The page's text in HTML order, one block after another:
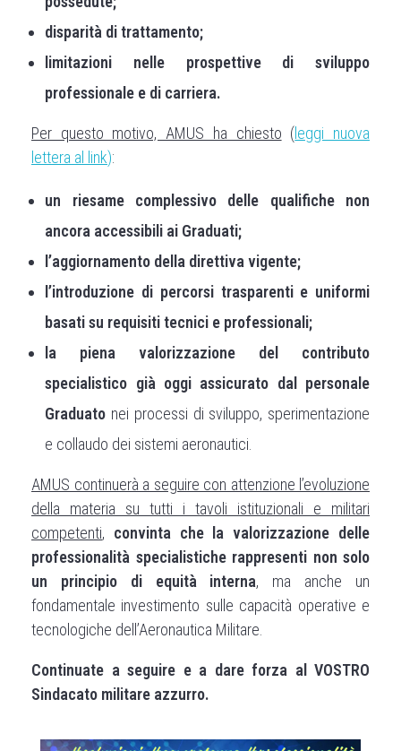
disparità di trattamento;
limitazioni nelle prospettive di sviluppo
professionale e di carriera.
Per questo motivo, AMUS ha chiesto (leggi nuova
lettera al link):
un riesame complessivo delle qualifiche non
ancora accessibili ai Graduati;
l’aggiornamento della direttiva vigente;
l’introduzione di percorsi trasparenti e uniformi
basati su requisiti tecnici e professionali;
la piena valorizzazione del contributo
specialistico già oggi assicurato dal personale
Graduato nei processi di sviluppo, sperimentazione
e collaudo dei sistemi aeronautici.
AMUS continuerà a seguire con attenzione l’evoluzione
della materia su tutti i tavoli istituzionali e militari
competenti, convinta che la valorizzazione delle
professionalità specialistiche rappresenti non solo
un principio di equità interna, ma anche un
fondamentale investimento sulle capacità operative e
tecnologiche dell’Aeronautica Militare.
Continuate a seguire e a dare forza al VOSTRO
Sindacato militare azzurro.